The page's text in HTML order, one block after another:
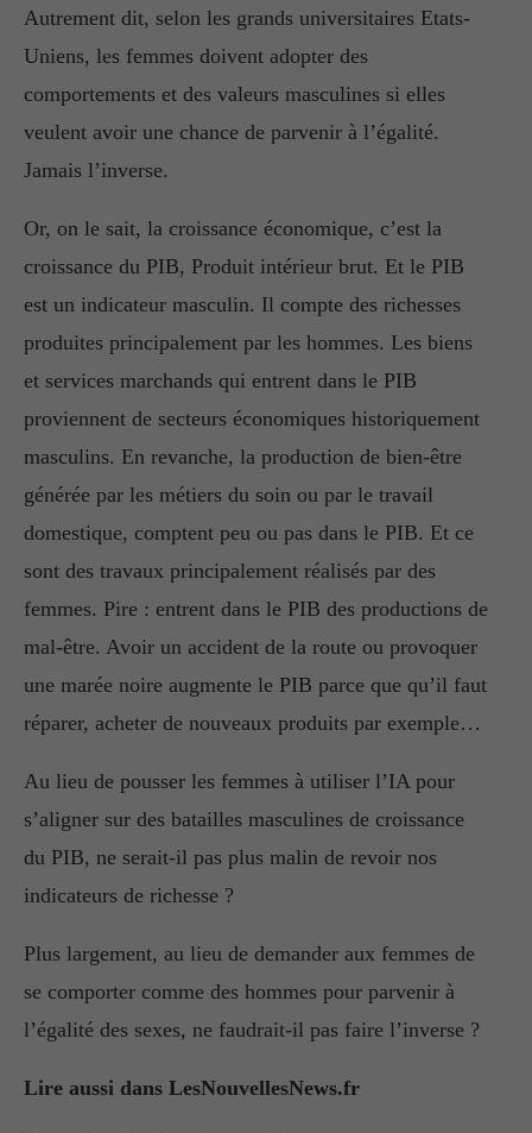
Autrement dit, selon les grands universitaires Etats-
Uniens, les femmes doivent adopter des
comportements et des valeurs masculines si elles
veulent avoir une chance de parvenir à l’égalité.
Jamais l’inverse.
Or, on le sait, la croissance économique, c’est la
croissance du PIB, Produit intérieur brut. Et le PIB
est un indicateur masculin. Il compte des richesses
produites principalement par les hommes. Les biens
et services marchands qui entrent dans le PIB
proviennent de secteurs économiques historiquement
masculins. En revanche, la production de bien-être
générée par les métiers du soin ou par le travail
domestique, comptent peu ou pas dans le PIB. Et ce
sont des travaux principalement réalisés par des
femmes. Pire : entrent dans le PIB des productions de
mal-être. Avoir un accident de la route ou provoquer
une marée noire augmente le PIB parce que qu’il faut
réparer, acheter de nouveaux produits par exemple…
Au lieu de pousser les femmes à utiliser l’IA pour
s’aligner sur des batailles masculines de croissance
du PIB, ne serait-il pas plus malin de revoir nos
indicateurs de richesse ?
Plus largement, au lieu de demander aux femmes de
se comporter comme des hommes pour parvenir à
l’égalité des sexes, ne faudrait-il pas faire l’inverse ?
Lire aussi dans LesNouvellesNews.fr